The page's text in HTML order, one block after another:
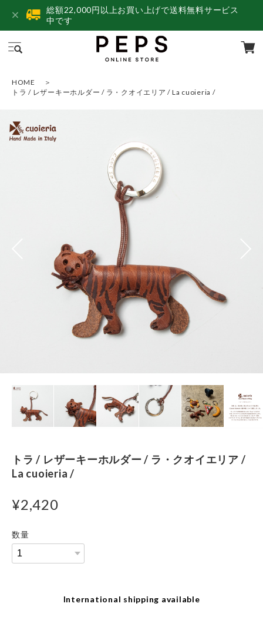
総額22,000円以上お買い上げで送料無料サービス
中です
HOME
トラ / レザーキーホルダー / ラ・クオイエリア / La cuoieria /
トラ / レザーキーホルダー / ラ・クオイエリア /
La cuoieria /
¥2,420
数量
International shipping available